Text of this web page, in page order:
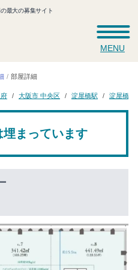
最大の募集サイト
MENU
部屋詳細
大阪市 中央区 淀屋橋駅 淀屋橋ゲ
まっています